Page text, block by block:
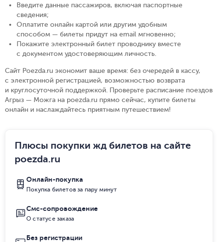
Введите данные пассажиров, включая паспортные
сведения;
Оплатите онлайн картой или другим удобным
способом — билеты придут на email мгновенно;
Покажите электронный билет проводнику вместе
с документом удостоверяющим личность.
Сайт Poezda.ru экономит ваше время: без очередей в кассу,
с электронной регистрацией, возможностью возврата
и круглосуточной поддержкой. Проверьте расписание поездов
Агрыз — Можга на poezda.ru прямо сейчас, купите билеты
онлайн и наслаждайтесь приятным путешествием!
Плюсы покупки жд билетов на сайте
poezda.ru
Онлайн-покупка
Покупка билетов за пару минут
Смс-сопровождение
О статусе заказа
Без регистрации